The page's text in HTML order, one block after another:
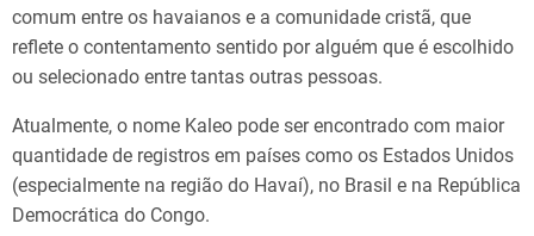
comum entre os havaianos e a comunidade cristã, que
reflete o contentamento sentido por alguém que é escolhido
ou selecionado entre tantas outras pessoas.
Atualmente, o nome Kaleo pode ser encontrado com maior
quantidade de registros em países como os Estados Unidos
(especialmente na região do Havaí), no Brasil e na República
Democrática do Congo.